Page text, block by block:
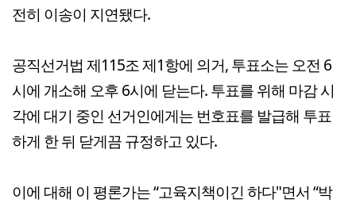
전히 이송이 지연됐다.
공직선거법 제115조 제1항에 의거, 투표소는 오전 6
시에 개소해 오후 6시에 닫는다. 투표를 위해 마감 시
각에 대기 중인 선거인에게는 번호표를 발급해 투표
하게 한 뒤 닫게끔 규정하고 있다.
이에 대해 이 평론가는 “고육지책이긴 하다"면서 “박